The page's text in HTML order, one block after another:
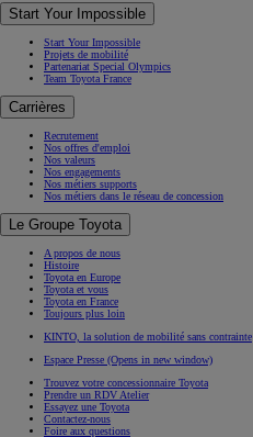
Start Your Impossible
Start Your Impossible
Projets de mobilité
Partenariat Special Olympics
Team Toyota France
Carrières
Recrutement
Nos offres d'emploi
Nos valeurs
Nos engagements
Nos métiers supports
Nos métiers dans le réseau de concession
Le Groupe Toyota
A propos de nous
Histoire
Toyota en Europe
Toyota et vous
Toyota en France
Toujours plus loin
KINTO, la solution de mobilité sans contrainte
Espace Presse (Opens in new window)
Trouvez votre concessionnaire Toyota
Prendre un RDV Atelier
Essayez une Toyota
Contactez-nous
Foire aux questions